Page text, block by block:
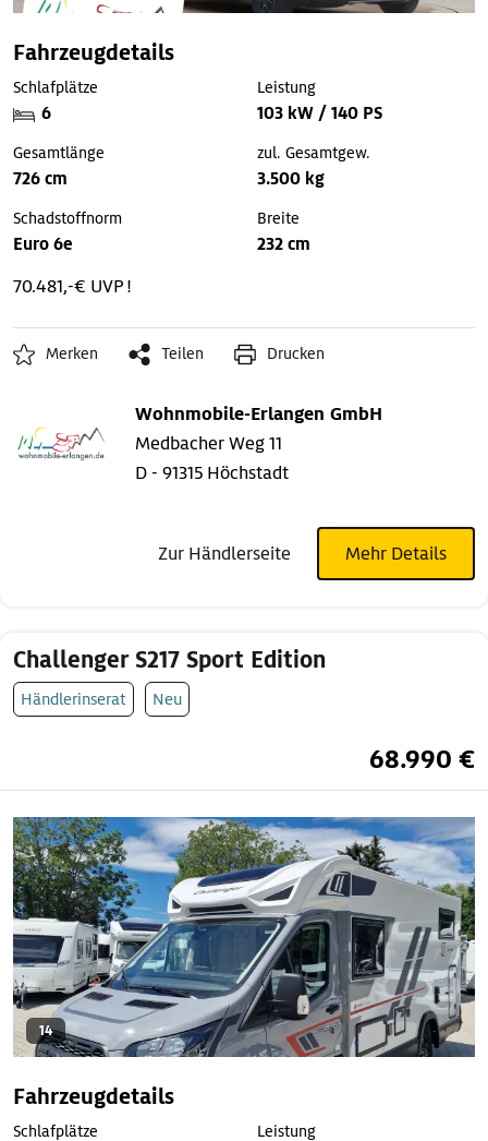
Fahrzeugdetails
Schlafplätze
6
Leistung
103 kW / 140 PS
Gesamtlänge
726 cm
zul. Gesamtgew.
3.500 kg
Schadstoffnorm
Euro 6e
Breite
232 cm
70.481,-€ UVP !
Merken Teilen Drucken
Wohnmobile-Erlangen GmbH
Medbacher Weg 11
D - 91315 Höchstadt
Zur Händlerseite Mehr Details
Challenger S217 Sport Edition
Händlerinserat Neu
68.990 €
14
Fahrzeugdetails
Schlafplätze Leistung